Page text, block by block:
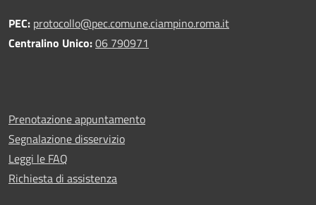
PEC: protocollo@pec.comune.ciampino.roma.it
Centralino Unico:06 790971
Prenotazione appuntamento
Segnalazione disservizio
Leggi le FAQ
Richiesta di assistenza